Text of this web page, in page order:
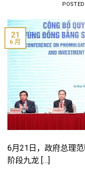
21
6 月
6月21日，政府总理
阶段九龙 […]